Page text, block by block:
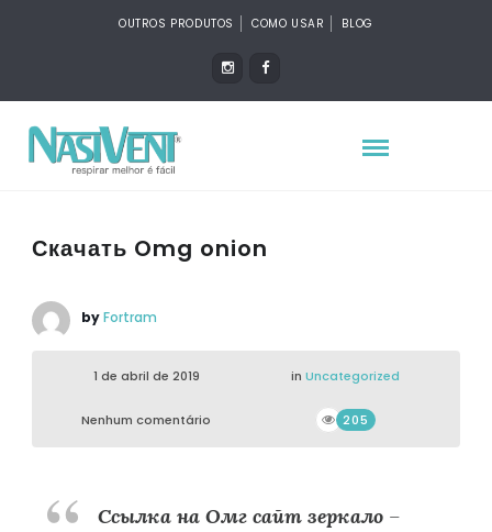
OUTROS PRODUTOS COMO USAR BLOG
Скачать Omg onion
byFortram
1 de abril de 2019 in Uncategorized
Nenhum comentário 205
Ссылка на Омг сайт зеркало–